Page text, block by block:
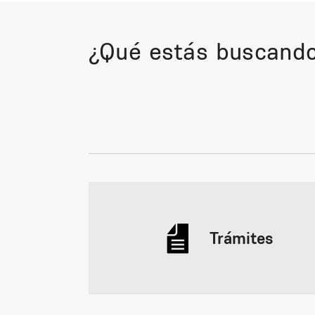
¿Qué estás
Trámites